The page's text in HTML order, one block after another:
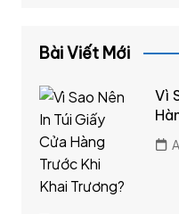
Bài Viết Mới
Vì